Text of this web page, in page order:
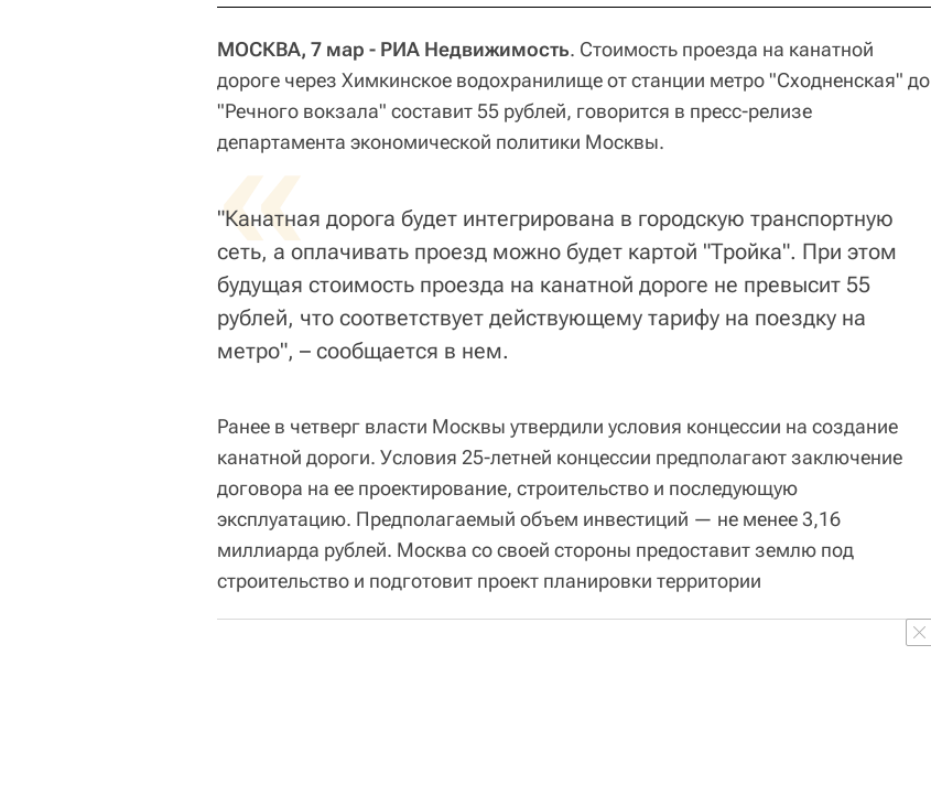
МОСКВА, 7 мар - РИА Недвижимость. Стоимость проезда на канатной
дороге через Химкинское водохранилище от станции метро "Сходненская" до
"Речного вокзала" составит 55 рублей, говорится в пресс-релизе
департамента экономической политики Москвы.
«
"Канатная дорога будет интегрирована в городскую транспортную
сеть, а оплачивать проезд можно будет картой "Тройка". При этом
будущая стоимость проезда на канатной дороге не превысит 55
рублей, что соответствует действующему тарифу на поездку на
метро", – сообщается в нем.
Ранее в четверг власти Москвы утвердили условия концессии на создание
канатной дороги. Условия 25-летней концессии предполагают заключение
договора на ее проектирование, строительство и последующую
эксплуатацию. Предполагаемый объем инвестиций — не менее 3,16
миллиарда рублей. Москва со своей стороны предоставит землю под
строительство и подготовит проект планировки территории